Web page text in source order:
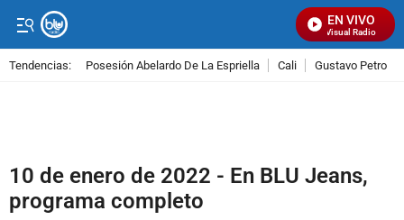
EN VIVO
Señal Visual Radio
Tendencias: Posesión Abelardo De La Espriella Cali Gustavo Petro
10 de enero de 2022 - En BLU Jeans,
programa completo